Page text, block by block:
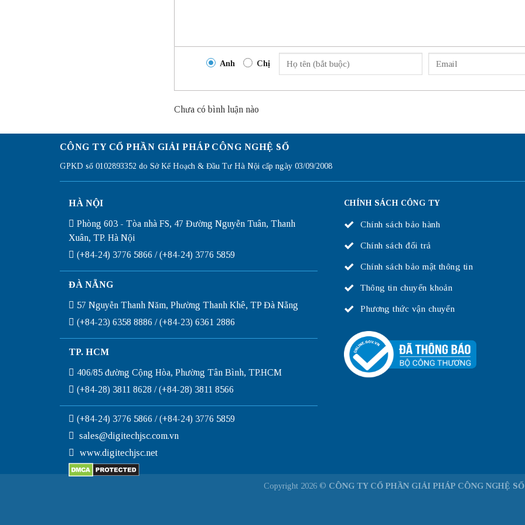
Anh Chị
Chưa có bình luận nào
CÔNG TY CỔ PHẦN GIẢI PHÁP CÔNG NGHỆ SỐ
GPKD số 0102893352 do Sở Kế Hoạch & Đầu Tư Hà Nội cấp ngày 03/09/2008
HÀ NỘI
Phòng 603 - Tòa nhà FS, 47 Đường Nguyễn Tuân, Thanh
Xuân, TP. Hà Nội
(+84-24) 3776 5866 / (+84-24) 3776 5859
ĐÀ NẴNG
57 Nguyễn Thanh Năm, Phường Thanh Khê, TP Đà Nẵng
(+84-23) 6358 8886 / (+84-23) 6361 2886
TP. HCM
406/85 đường Cộng Hòa, Phường Tân Bình, TP.HCM
(+84-28) 3811 8628 / (+84-28) 3811 8566
(+84-24) 3776 5866 / (+84-24) 3776 5859
sales@digitechjsc.com.vn
www.digitechjsc.net
CHÍNH SÁCH CÔNG TY
Chính sách bảo hành
Chính sách đổi trả
Chính sách bảo mật thông tin
Thông tin chuyển khoản
Phương thức vận chuyển
Copyright 2026 © CÔNG TY CỔ PHẦN GIẢI PHÁP CÔNG NGHỆ SỐ